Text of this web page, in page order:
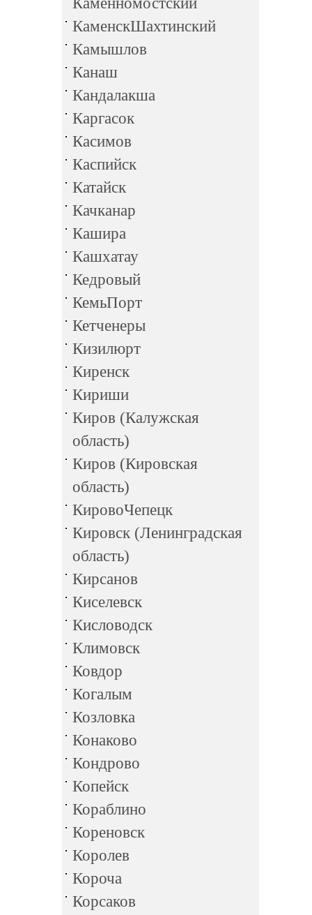
КаменскШахтинский
Камышлов
Канаш
Кандалакша
Каргасок
Касимов
Каспийск
Катайск
Качканар
Кашира
Кашхатау
Кедровый
КемьПорт
Кетченеры
Кизилюрт
Киренск
Кириши
Киров (Калужская
область)
Киров (Кировская
область)
КировоЧепецк
Кировск (Ленинградская
область)
Кирсанов
Киселевск
Кисловодск
Климовск
Ковдор
Когалым
Козловка
Конаково
Кондрово
Копейск
Кораблино
Кореновск
Королев
Короча
Корсаков